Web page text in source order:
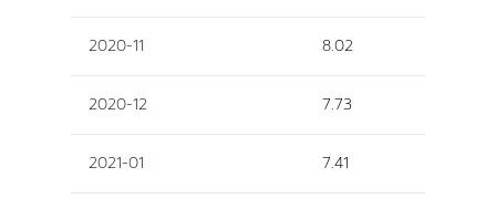
2020-11 8.02
2020-12 7.73
2021-01 7.41